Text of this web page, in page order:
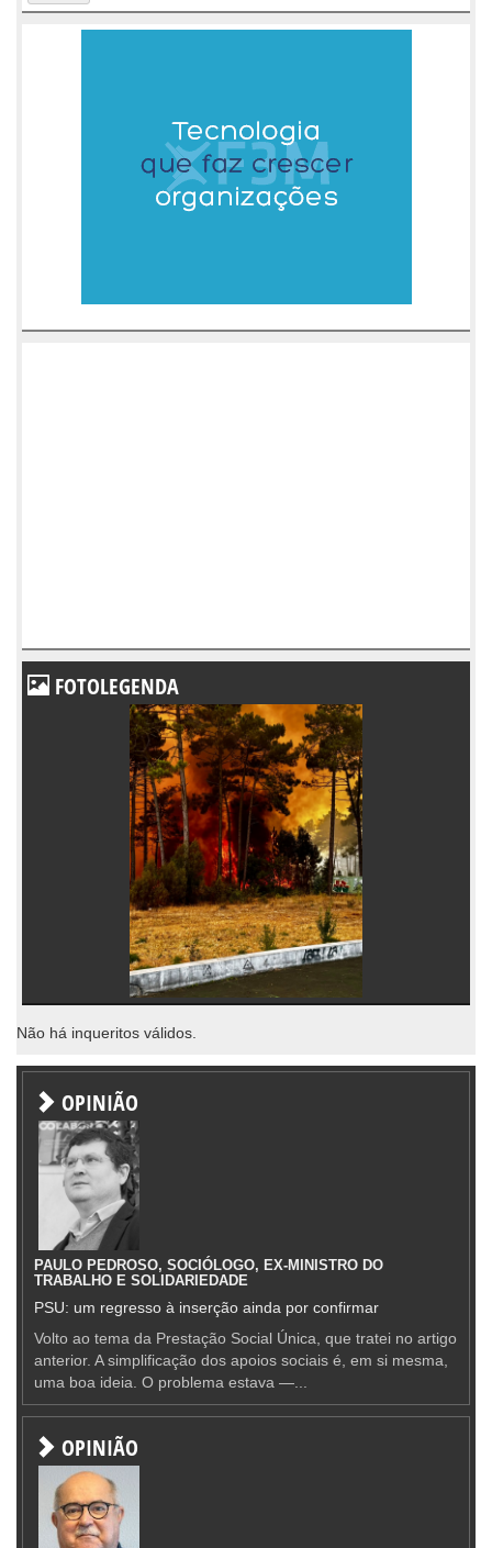
FOTOLEGENDA
Não há inqueritos válidos.
OPINIÃO
PAULO PEDROSO, SOCIÓLOGO, EX-MINISTRO DO
TRABALHO E SOLIDARIEDADE
PSU: um regresso à inserção ainda por confirmar
Volto ao tema da Prestação Social Única, que tratei no artigo
anterior. A simplificação dos apoios sociais é, em si mesma,
uma boa ideia. O problema estava —...
OPINIÃO